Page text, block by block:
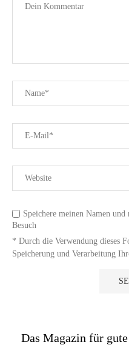
Speichere meinen Namen
Besuch
* Durch die Verwendung dieses
Speicherung und Verarbeitung
Das Magazin für